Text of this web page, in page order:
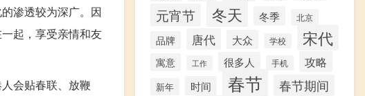
渗透较为深广。因
起，享受亲情和友
会贴春联、放鞭
元宵节 冬天 冬季 北京
品牌 唐代 大众 学校 宋代
寓意 工作 很多人 手机 攻略
新年 时间 春节 春节期间